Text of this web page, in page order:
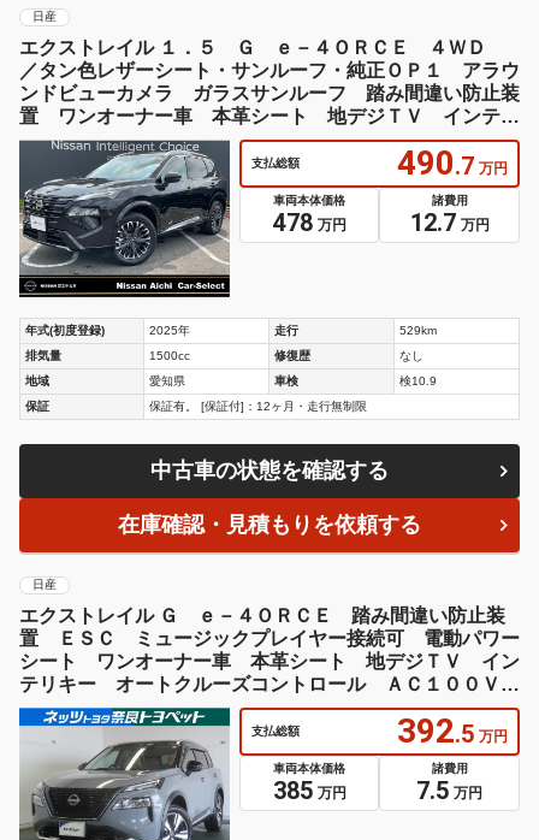
年式(初度登録) 2025年 走行
529km
排気量
1500cc 修復歴
なし
地域
愛知県 車検
検10.9
保証
保証有。 [保証付]：12ヶ月・走行無制限
中古車の状態を確認する
在庫確認・見積もりを依頼する
日産
エクストレイル Ｇ ｅ－４ＯＲＣＥ 踏み間違い防止装
置 ＥＳＣ ミュージックプレイヤー接続可 電動パワー
シート ワンオーナー車 本革シート 地デジＴＶ イン
テリキー オートクルーズコントロール ＡＣ１００Ｖ電
源 メモリーナビゲーション
支払総額 万円
車両本体価格
385 万円
諸費用
7.5
年式(初度登録) 走行
2.0万km
排気量
1500cc 修復歴
なし
地域
奈良県 車検
検9.12
保証
保証有。 [保証付]：12ヶ月・走行無制限
中古車の状態を確認する
在庫確認・見積もりを依頼する